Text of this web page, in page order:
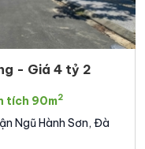
- Giá 4 tỷ 2
tích 90m2
Ngũ Hành Sơn, Đà